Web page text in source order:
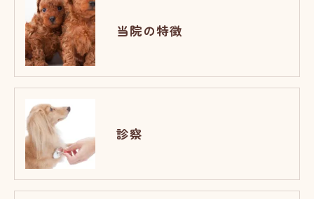
当院の特徴
診察